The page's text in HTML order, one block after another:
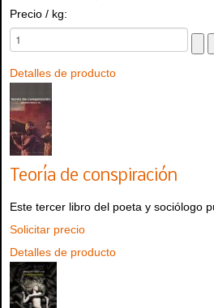
Precio / kg:
Detalles de producto
Teoría de conspiración
Este tercer libro del poeta y sociólogo
Solicitar precio
Detalles de producto